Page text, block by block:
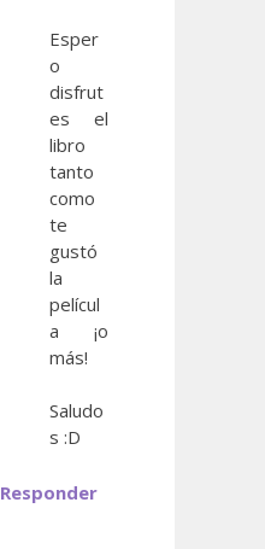
Esper
o
disfrut
es el
libro
tanto
como
te
gustó
la
películ
a ¡o
más!
Saludo
s :D
Responder